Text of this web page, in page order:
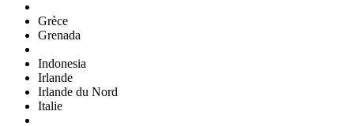
Grèce
Grenada
Indonesia
Irlande
Irlande du Nord
Italie